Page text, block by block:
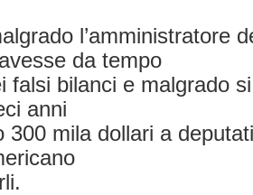
l’amministratore
da tempo
falsi bilanci e malgrado
anni
300 mila dollari a